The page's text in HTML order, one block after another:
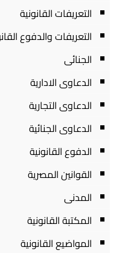
التعريفات القانونية
التعريفات والدفوع
الجنائى
الدعاوى الادارية
الدعاوى التجارية
الدعاوى الجنائية
الدفوع القانونية
القوانين المصرية
المدنى
المكتبة القانونية
المواضيع القانونية